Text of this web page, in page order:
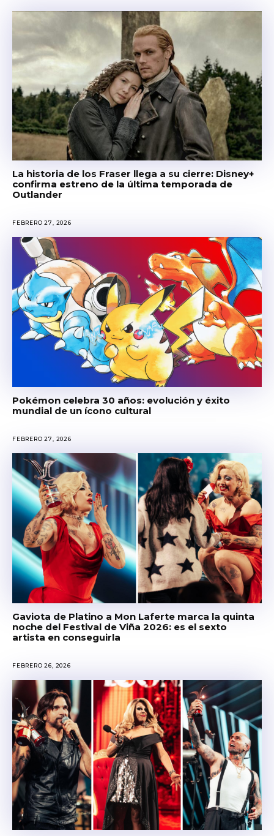
La historia de los Fraser llega a su cierre: Disney+
confirma estreno de la última temporada de
Outlander
FEBRERO 27, 2026
Pokémon celebra 30 años: evolución y éxito
mundial de un ícono cultural
FEBRERO 27, 2026
Gaviota de Platino a Mon Laferte marca la quinta
noche del Festival de Viña 2026: es el sexto
artista en conseguirla
FEBRERO 26, 2026